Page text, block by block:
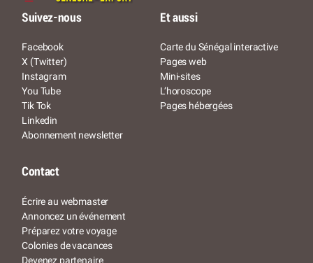
Suivez-nous
Facebook
X (Twitter)
Instagram
You Tube
Tik Tok
Linkedin
Abonnement newsletter
Et aussi
Carte du Sénégal interactive
Pages web
Mini-sites
L’horoscope
Pages hébergées
Contact
Écrire au webmaster
Annoncez un événement
Préparez votre voyage
Colonies de vacances
Devenez partenaire